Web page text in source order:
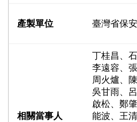
臺灣省保
丁桂昌、
李遠容、
周火爐、
吳甘雨、
啟松、鄭
能波、王